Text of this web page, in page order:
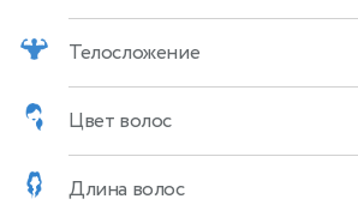
Телосложение
Цвет волос
Длина волос